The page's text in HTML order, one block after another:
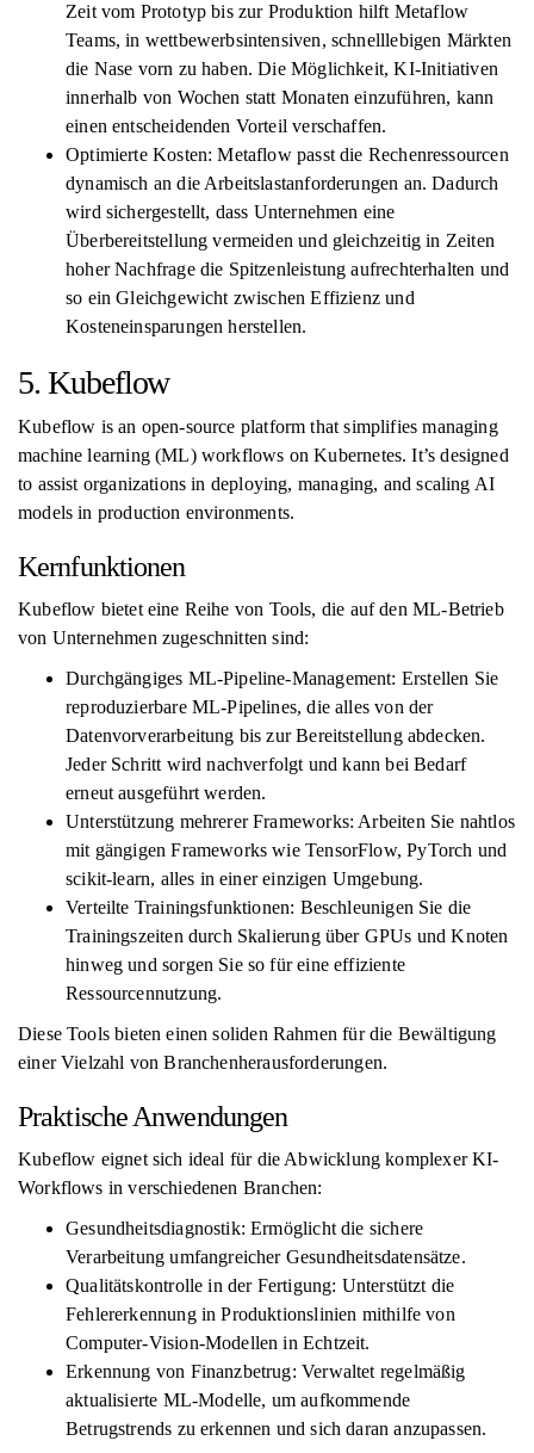
Zeit vom Prototyp bis zur Produktion hilft Metaflow
Teams, in wettbewerbsintensiven, schnelllebigen Märkten
die Nase vorn zu haben. Die Möglichkeit, KI-Initiativen
innerhalb von Wochen statt Monaten einzuführen, kann
einen entscheidenden Vorteil verschaffen.
Optimierte Kosten: Metaflow passt die Rechenressourcen
dynamisch an die Arbeitslastanforderungen an. Dadurch
wird sichergestellt, dass Unternehmen eine
Überbereitstellung vermeiden und gleichzeitig in Zeiten
hoher Nachfrage die Spitzenleistung aufrechterhalten und
so ein Gleichgewicht zwischen Effizienz und
Kosteneinsparungen herstellen.
5. Kubeflow
Kubeflow is an open-source platform that simplifies managing
machine learning (ML) workflows on Kubernetes. It’s designed
to assist organizations in deploying, managing, and scaling AI
models in production environments.
Kernfunktionen
Kubeflow bietet eine Reihe von Tools, die auf den ML-Betrieb
von Unternehmen zugeschnitten sind:
Durchgängiges ML-Pipeline-Management: Erstellen Sie
reproduzierbare ML-Pipelines, die alles von der
Datenvorverarbeitung bis zur Bereitstellung abdecken.
Jeder Schritt wird nachverfolgt und kann bei Bedarf
erneut ausgeführt werden.
Unterstützung mehrerer Frameworks: Arbeiten Sie nahtlos
mit gängigen Frameworks wie TensorFlow, PyTorch und
scikit-learn, alles in einer einzigen Umgebung.
Verteilte Trainingsfunktionen: Beschleunigen Sie die
Trainingszeiten durch Skalierung über GPUs und Knoten
hinweg und sorgen Sie so für eine effiziente
Ressourcennutzung.
Diese Tools bieten einen soliden Rahmen für die Bewältigung
einer Vielzahl von Branchenherausforderungen.
Praktische Anwendungen
Kubeflow eignet sich ideal für die Abwicklung komplexer KI-
Workflows in verschiedenen Branchen:
Gesundheitsdiagnostik: Ermöglicht die sichere
Verarbeitung umfangreicher Gesundheitsdatensätze.
Qualitätskontrolle in der Fertigung: Unterstützt die
Fehlererkennung in Produktionslinien mithilfe von
Computer-Vision-Modellen in Echtzeit.
Erkennung von Finanzbetrug: Verwaltet regelmäßig
aktualisierte ML-Modelle, um aufkommende
Betrugstrends zu erkennen und sich daran anzupassen.